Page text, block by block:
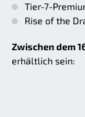
Tier-7-
Rise of the
Zwischen dem
erhältlich sein: